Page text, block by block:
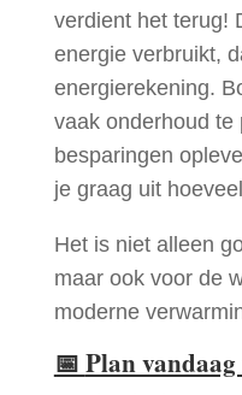
verdient het terug!
energie verbruikt,
energierekening.
vaak onderhoud te
besparingen
je graag uit
Het is niet alleen
maar ook voor de
moderne
📅 Plan